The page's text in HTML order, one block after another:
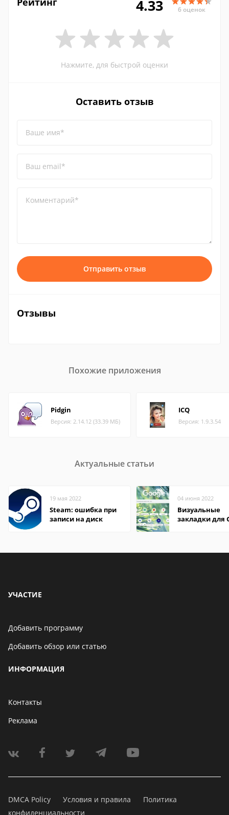
4.33 6 оценок
Нажмите, для быстрой оценки
Оставить отзыв
Ваше имя*
Ваш email*
Комментарий*
Отправить отзыв
Отзывы
Похожие приложения
Pidgin
Версия: 2.14.12 (33.39 МБ)
ICQ
Версия: 1.9.3.54
Актуальные статьи
19 мая 2022
Steam: ошибка при
записи на диск
04 июня 2022
Визуальные
закладки для
УЧАСТИЕ
Добавить программу
Добавить обзор или статью
ИНФОРМАЦИЯ
Контакты
Реклама
DMCA Policy Условия и правила
Политика
конфиденциальности